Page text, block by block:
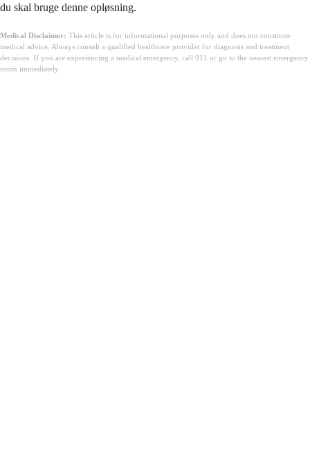
du skal bruge denne opløsning.
Medical Disclaimer: This article is for informational purposes only and does not constitute
medical advice. Always consult a qualified healthcare provider for diagnosis and treatment
decisions. If you are experiencing a medical emergency, call 911 or go to the nearest emergency
room immediately.